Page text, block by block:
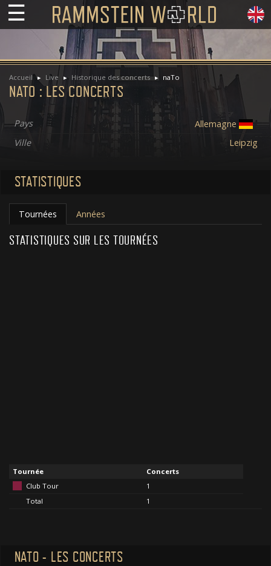
☰
Accueil Live Historique des concerts naTo
NATO : LES CONCERTS
Pays
Allemagne
Ville
Leipzig
STATISTIQUES
Tournées Années
STATISTIQUES SUR LES TOURNÉES
Tournée
Concerts
Club Tour
1
Total
1
NATO - LES CONCERTS